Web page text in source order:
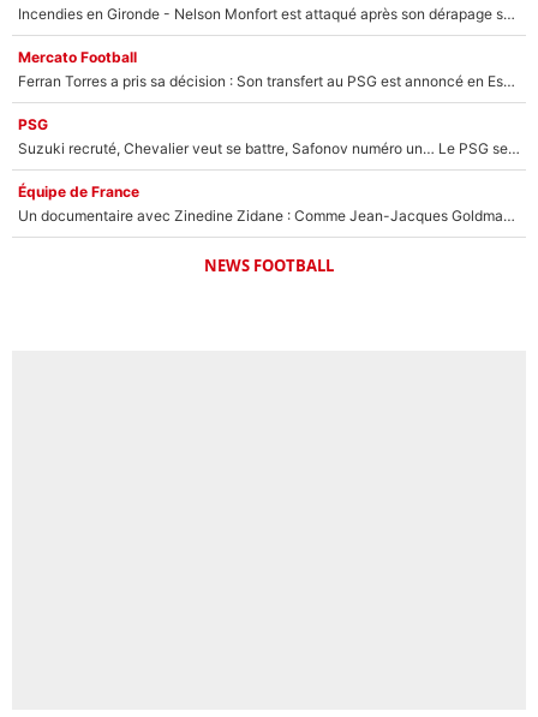
Incendies en Gironde - Nelson Monfort est attaqué après son dérapage sur CNews : «Et lui, il prend combien pour parler dans un studio climatisé?»
Mercato Football
Ferran Torres a pris sa décision : Son transfert au PSG est annoncé en Espagne !
PSG
Suzuki recruté, Chevalier veut se battre, Safonov numéro un… Le PSG se lance encore dans un gros chantier pour le poste de gardien de but
Équipe de France
Un documentaire avec Zinedine Zidane : Comme Jean-Jacques Goldman et Mylène Farmer, le nouveau sélectionneur de l'équipe de France a recalé une journaliste très connue
NEWS FOOTBALL